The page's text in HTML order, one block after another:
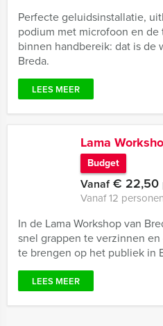
Perfecte geluidsinstallatie,
podium met microfoon en
binnen handbereik: dat is de
Breda.
LEES MEER
Lama
Budget
Vanaf€ 22,50
Vanaf 12
In de Lama Workshop van
snel grappen te verzinnen
te brengen op het publiek in
LEES MEER